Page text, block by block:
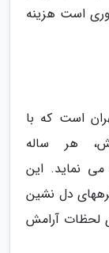
است هزینه
است که با
هر ساله
می نماید. این
دل نشین
لحظات آرامش